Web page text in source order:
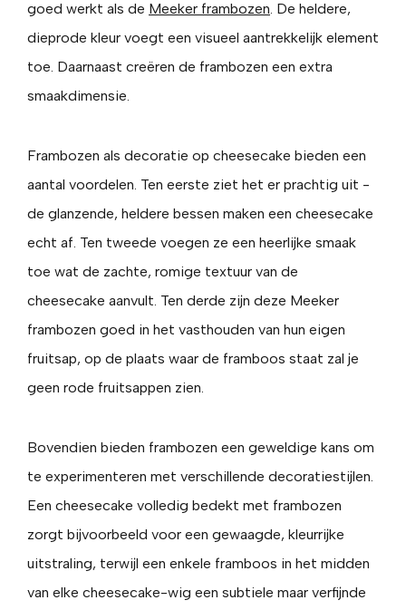
goed werkt als de Meeker frambozen. De heldere,
dieprode kleur voegt een visueel aantrekkelijk element
toe. Daarnaast creëren de frambozen een extra
smaakdimensie.
Frambozen als decoratie op cheesecake bieden een
aantal voordelen. Ten eerste ziet het er prachtig uit -
de glanzende, heldere bessen maken een cheesecake
echt af. Ten tweede voegen ze een heerlijke smaak
toe wat de zachte, romige textuur van de
cheesecake aanvult. Ten derde zijn deze Meeker
frambozen goed in het vasthouden van hun eigen
fruitsap, op de plaats waar de framboos staat zal je
geen rode fruitsappen zien.
Bovendien bieden frambozen een geweldige kans om
te experimenteren met verschillende decoratiestijlen.
Een cheesecake volledig bedekt met frambozen
zorgt bijvoorbeeld voor een gewaagde, kleurrijke
uitstraling, terwijl een enkele framboos in het midden
van elke cheesecake-wig een subtiele maar verfijnde